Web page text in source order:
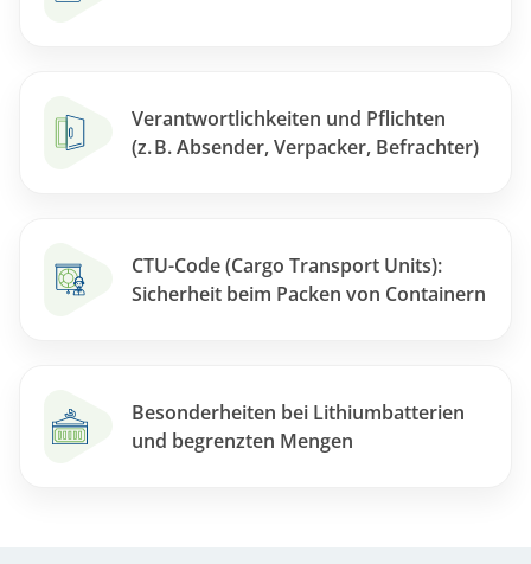
Verantwortlichkeiten und Pflichten
(z. B. Absender, Verpacker, Befrachter)
CTU-Code (Cargo Transport Units):
Sicherheit beim Packen von Containern
Besonderheiten bei Lithiumbatterien
und begrenzten Mengen